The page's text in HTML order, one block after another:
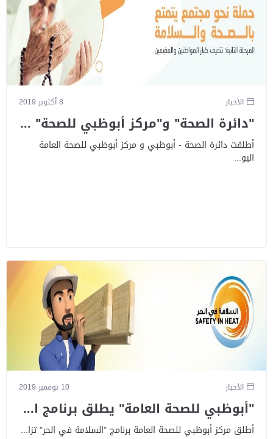
الأخبار 8 أكتوبر 2019
"دائرة الصحة" و"مركز أبوظبي للصحة" ...
أطلقت دائرة الصحة - أبوظبي و مركز أبوظبي للصحة العامة
اليو...
الأخبار 10 نوفمبر 2019
"أبوظبي للصحة العامة" يطلق برنامج ا...
أطلق مركز أبوظبي للصحة العامة برنامج "السلامة في الحر" تزا...